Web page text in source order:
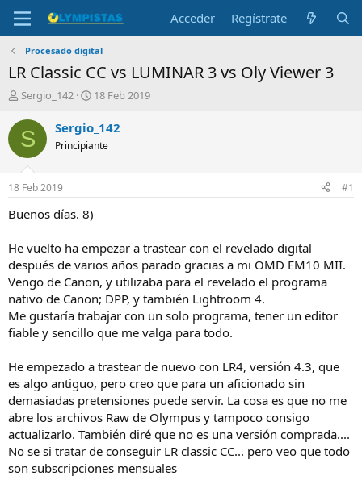
Acceder Regístrate
Procesado digital
LR Classic CC vs LUMINAR 3 vs Oly Viewer 3
I
i
c
a
d
o
r
l
t
e
m
a
Sergio_142
F
h
a
i
i
o
18 Feb 2019
S Sergio_142
Principiante
18 Feb 2019 #1
Buenos días. 8)
He vuelto ha empezar a trastear con el revelado digital
después de varios años parado gracias a mi OMD EM10 MII.
Vengo de Canon, y utilizaba para el revelado el programa
nativo de Canon; DPP, y también Lightroom 4.
Me gustaría trabajar con un solo programa, tener un editor
fiable y sencillo que me valga para todo.
He empezado a trastear de nuevo con LR4, versión 4.3, que
es algo antiguo, pero creo que para un aficionado sin
demasiadas pretensiones puede servir. La cosa es que no me
abre los archivos Raw de Olympus y tampoco consigo
actualizarlo. También diré que no es una versión comprada....
No se si tratar de conseguir LR classic CC... pero veo que todo
son subscripciones mensuales